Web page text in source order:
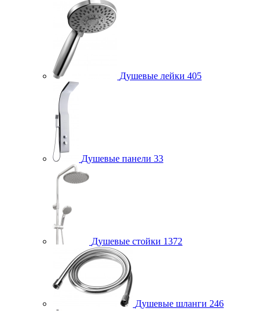
Душевые лейки 405
Душевые панели 33
Душевые стойки 1372
Душевые шланги 246